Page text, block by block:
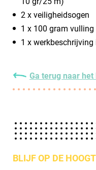
2 x veiligheidsogen
1 x 100 gram
1 x werkbeschrijving
Ga terug naar
BLIJF OP DE